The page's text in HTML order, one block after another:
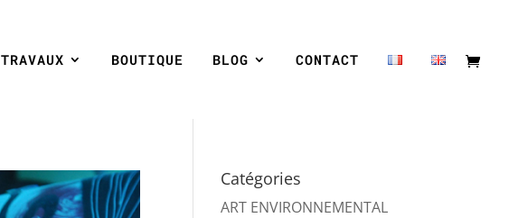
TRAVAUX BOUTIQUE BLOG CONTACT
Catégories
ART ENVIRONNEMENTAL